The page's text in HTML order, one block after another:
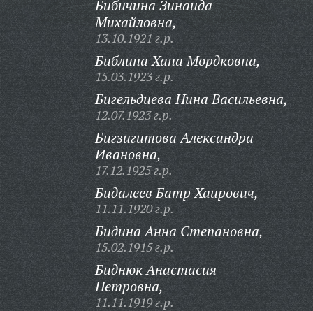
Бибичина Зинаида
Михайловна,
13.10.1921 г.р.
Библина Хана Мордковна,
15.03.1923 г.р.
Бигельдиева Нина Васильевна,
12.07.1923 г.р.
Бигзигитова Александра
Ивановна,
17.12.1925 г.р.
Бидалеев Батр Хаирович,
11.11.1920 г.р.
Бидина Анна Степановна,
15.02.1915 г.р.
Биднюк Анастасия
Петровна,
11.11.1919 г.р.